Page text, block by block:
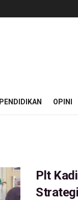
PENDIDIKAN OPINI
Plt